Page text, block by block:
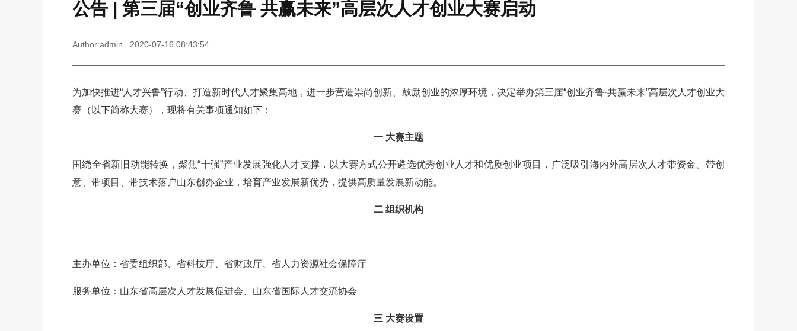
公告 | 第三届“创业齐鲁 共赢未来”高层次人才创业大赛启动
Author:admin 2020-07-16 08:43:54
为加快推进“人才兴鲁”行动、打造新时代人才聚集高地，进一步营造崇尚创新、鼓励创业的浓厚环境，决定举办第三届“创业齐鲁·共赢未来”高层次人才创业大
赛（以下简称大赛），现将有关事项通知如下：
一 大赛主题
围绕全省新旧动能转换，聚焦“十强”产业发展强化人才支撑，以大赛方式公开遴选优秀创业人才和优质创业项目，广泛吸引海内外高层次人才带资金、带创
意、带项目、带技术落户山东创办企业，培育产业发展新优势，提供高质量发展新动能。
二 组织机构
主办单位：省委组织部、省科技厅、省财政厅、省人力资源社会保障厅
服务单位：山东省高层次人才发展促进会、山东省国际人才交流协会
三 大赛设置